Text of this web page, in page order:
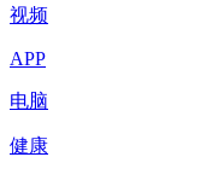
视频
APP
电脑
健康